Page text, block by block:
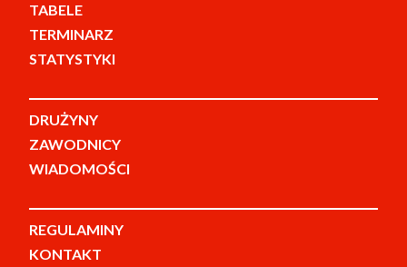
TABELE
TERMINARZ
STATYSTYKI
DRUŻYNY
ZAWODNICY
WIADOMOŚCI
REGULAMINY
KONTAKT